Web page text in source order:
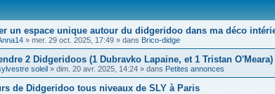
un espace unique autour du didgeridoo dans ma déco
» mer. 29 oct. 2025, 17:49 » dans Brico-didge
2 Didgeridoos (1 Dubravko Lapaine, et 1 Tristan O'Meara)
soleil » dim. 20 avr. 2025, 14:24 » dans Petites annonces
de Didgeridoo tous niveaux de SLY à Paris